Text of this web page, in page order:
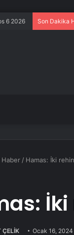
6 2026 Son Dakika
Haber / Hamas: İki
ÇELİK Ocak 16, 2024